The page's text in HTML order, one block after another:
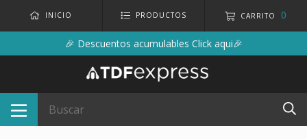
INICIO PRODUCTOS CARRITO 0
🎉 Descuentos acumulables Click aqui🎉